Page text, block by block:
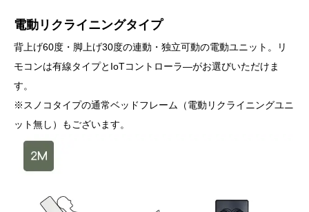
電動リクライニングタイプ
背上げ60度・脚上げ30度の連動・独立可動の電動ユニット。リ
モコンは有線タイプとIoTコントローラ―がお選びいただけま
す。
※スノコタイプの通常ベッドフレーム（電動リクライニングユニ
ット無し）もございます。